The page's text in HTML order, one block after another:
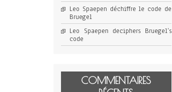
Leo Spaepen déchiffre le code de
Bruegel
Leo Spaepen deciphers Bruegel’s
code
COMMENTAIRES